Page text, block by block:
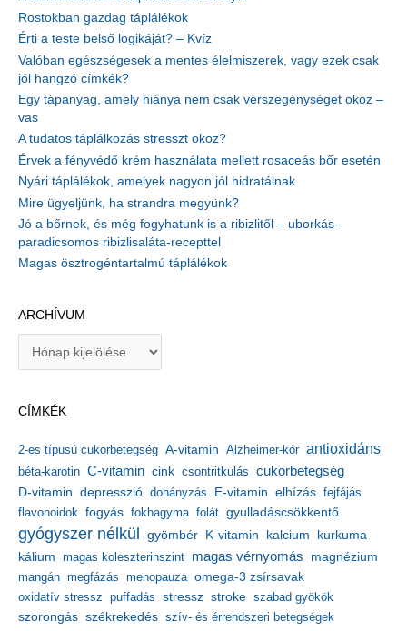
Rostokban gazdag táplálékok
Érti a teste belső logikáját? – Kvíz
Valóban egészségesek a mentes élelmiszerek, vagy ezek csak
jól hangzó címkék?
Egy tápanyag, amely hiánya nem csak vérszegénységet okoz –
vas
A tudatos táplálkozás stresszt okoz?
Érvek a fényvédő krém használata mellett rosaceás bőr esetén
Nyári táplálékok, amelyek nagyon jól hidratálnak
Mire ügyeljünk, ha strandra megyünk?
Jó a bőrnek, és még fogyhatunk is a ribizlitől – uborkás-
paradicsomos ribizlisaláta-recepttel
Magas ösztrogéntartalmú táplálékok
ARCHÍVUM
í
u
m
CÍMKÉK
2-es típusú cukorbetegség A-vitamin Alzheimer-kór antioxidáns
béta-karotin C-vitamin cink csontritkulás cukorbetegség
D-vitamin depresszió dohányzás E-vitamin elhízás fejfájás
flavonoidok fogyás fokhagyma folát gyulladáscsökkentő
gyógyszer nélkül gyömbér K-vitamin kalcium kurkuma
kálium magas koleszterinszint magas vérnyomás magnézium
mangán megfázás menopauza omega-3 zsírsavak
oxidatív stressz puffadás stressz stroke szabad gyökök
szorongás székrekedés szív- és érrendszeri betegségek